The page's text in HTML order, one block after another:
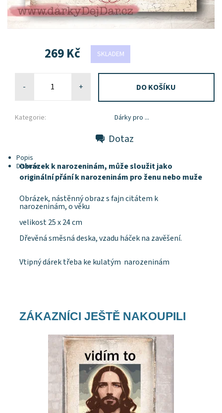
SKLADEM
269 Kč
- +
Kategorie: Dárky pro ...
Dotaz
Popis
Diskuze
Obrázek k narozeninám, může sloužit jako
originální přání k narozeninám pro ženu nebo muže
Obrázek, nástěnný obraz s fajn citátem k
narozeninám, o věku
velikost 25 x 24 cm
Dřevěná směsná deska, vzadu háček na zavěšení.
Vtipný dárek třeba ke kulatým narozeninám
ZÁKAZNÍCI JEŠTĚ NAKOUPILI
Dostupnost: Skladem